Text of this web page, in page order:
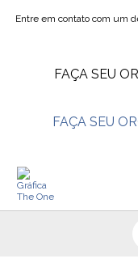
Entre em contato com um
FAÇA SEU
FAÇA SEU